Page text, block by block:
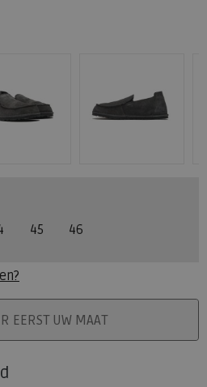
45 46
EERST UW MAAT